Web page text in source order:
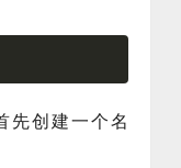
先创建一个名